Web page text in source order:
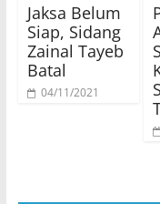
Jaksa Belum
Siap, Sidang
Zainal Tayeb
Batal
04/11/2021